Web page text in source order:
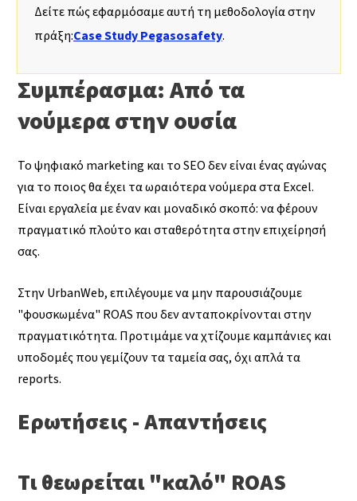
Δείτε πώς εφαρμόσαμε αυτή τη μεθοδολογία στην
πράξη:Case Study Pegasosafety.
Συμπέρασμα: Από τα
νούμερα στην ουσία
Το ψηφιακό marketing και το SEO δεν είναι ένας αγώνας
για το ποιος θα έχει τα ωραιότερα νούμερα στα Excel.
Είναι εργαλεία με έναν και μοναδικό σκοπό: να φέρουν
πραγματικό πλούτο και σταθερότητα στην επιχείρησή
σας.
Στην UrbanWeb, επιλέγουμε να μην παρουσιάζουμε
"φουσκωμένα" ROAS που δεν ανταποκρίνονται στην
πραγματικότητα. Προτιμάμε να χτίζουμε καμπάνιες και
υποδομές που γεμίζουν τα ταμεία σας, όχι απλά τα
reports.
Ερωτήσεις - Απαντήσεις
Τι θεωρείται "καλό" ROAS